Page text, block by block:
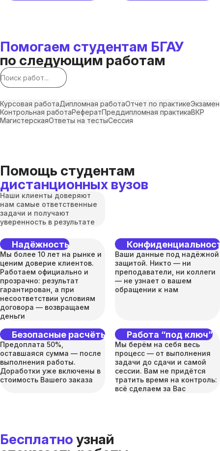
Помогаем студентам БГАУ
по следующим работам
Курсовая работаДипломная работаОтчет по практикеЭкзамен
Контрольная работаРефератПреддипломная практикаВКР
МагистерскаяОтветы на тестыСессия
Помощь студентам
дистанционных вузов
Наши клиенты доверяют
нам самые ответственные
задачи и получают
уверенность в результате
Надёжность
Мы более 10 лет на рынке и
ценим доверие клиентов.
Работаем официально и
прозрачно: результат
гарантирован, а при
несоответствии условиям
договора — возвращаем
деньги
Ваши данные под надёжной
защитой. Никто — ни
преподаватели, ни коллеги
— не узнает о вашем
обращении к нам
Безопасные расчёты
Предоплата 50%,
оставшаяся сумма — после
выполнения работы.
Доработки уже включены в
стоимость Вашего заказа
Работа “под ключ”
Мы берём на себя весь
процесс — от выполнения
задачи до сдачи и самой
сессии. Вам не придётся
тратить время на контроль:
всё сделаем за Вас
Бесплатно узнай